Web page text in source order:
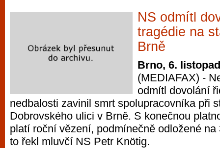
NS odmítl
tragédie na
Brně
Brno, 6.
(MEDIAFAX) -
odmítl dovolání
nedbalosti zavinil smrt spolupracovníka při
Dobrovského ulici v Brně. S konečnou
platí roční vězení, podmínečně odložené
to řekl mluvčí NS Petr Knötig.